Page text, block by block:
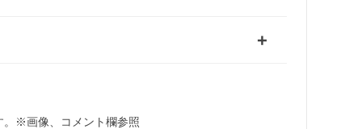
。※画像、コメント欄参照